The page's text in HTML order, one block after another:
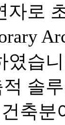
자로
였습
솔
축분